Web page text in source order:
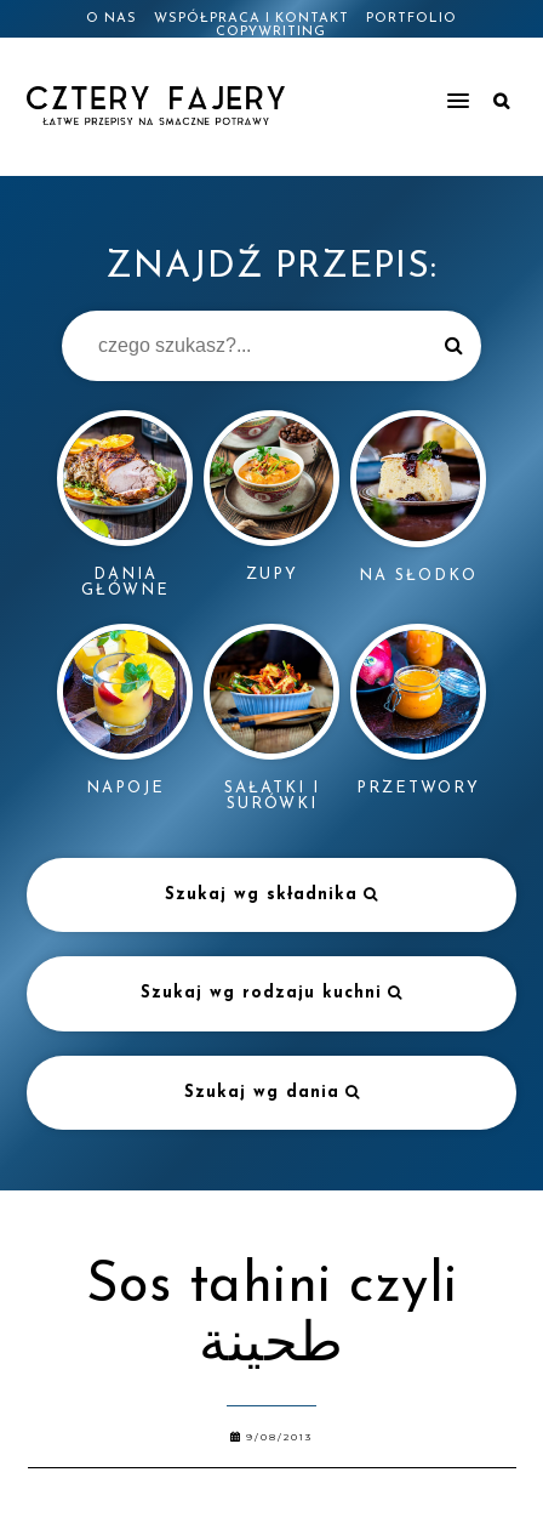
O NAS WSPÓŁPRACA I KONTAKT
PORTFOLIO
COPYWRITING
ZNAJDŹ PRZEPIS:
DANIA
GŁÓWNE
ZUPY NA SŁODKO
NAPOJE
SAŁATKI I
SURÓWKI
PRZETWORY
Szukaj wg składnika
Szukaj wg rodzaju kuchni
Szukaj wg dania
Sos tahini czyli
طحينة
9/08/2013